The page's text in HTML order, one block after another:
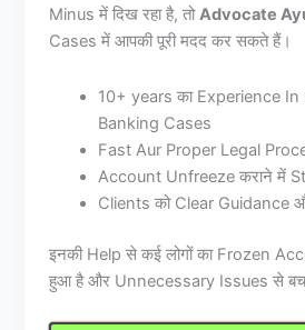
Minus में दिख रहा है, तोAdvocate
Cases में आपकी पूरी मदद कर सकते हैं।
10+ years का Experience
Banking Cases
Fast Aur Proper Legal
Account Unfreeze कराने में
Clients को Clear Guidance
इनकी Help से कई लोगों का Frozen
हुआ है और Unnecessary Issues से